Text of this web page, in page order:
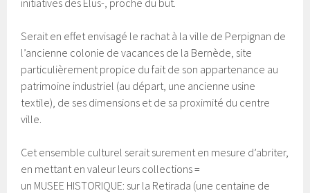
initiatives des Elus-, proche du but.
Serait en effet envisagé le rachat à la ville de Perpignan de
l’ancienne colonie de vacances de la Bernède, site
particulièrement propice du fait de son appartenance au
patrimoine industriel (au départ, une ancienne usine
textile), de ses dimensions et de sa proximité du centre
ville.
Cet ensemble culturel serait surement en mesure d’abriter,
en mettant en valeur leurs collections =
un MUSEE HISTORIQUE: sur la Retirada (une centaine de